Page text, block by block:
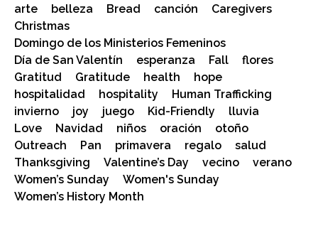
arte
belleza Bread canción
Caregivers
Christmas
Domingo de los Ministerios Femeninos
Día de San Valentín
esperanza Fall
flores
Gratitud
Gratitude health
hope
hospitalidad
hospitality
Human Trafficking
invierno
joy juego Kid-Friendly
lluvia
Love
Navidad niños oración
otoño
Outreach
Pan primavera regalo
salud
Thanksgiving
Valentine’s Day vecino
verano
Women’s Sunday
Women's Sunday
Women’s History Month